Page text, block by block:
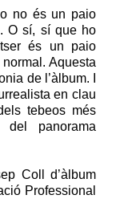
no és un paio
O sí, sí que ho
és un paio
Aquesta
de l’àlbum. I
en clau
tebeos més
del panorama
Coll d’àlbum
Professional